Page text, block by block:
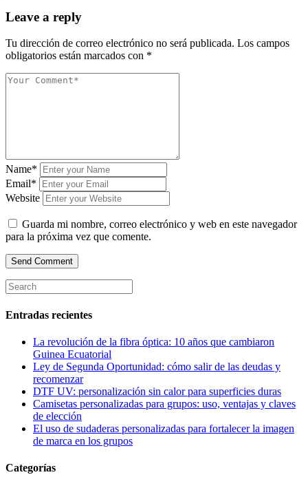
Leave a reply
Tu dirección de correo electrónico no será publicada. Los campos
obligatorios están marcados con *
Name*
Email*
Website
Guarda mi nombre, correo electrónico y web en este navegador
para la próxima vez que comente.
Entradas recientes
La revolución de la fibra óptica: 10 años que cambiaron
Guinea Ecuatorial
Ley de Segunda Oportunidad: cómo salir de las deudas y
recomenzar
DTF UV: personalización sin calor para superficies duras
Camisetas personalizadas para grupos: uso, ventajas y claves
de elección
El uso de sudaderas personalizadas para fortalecer la imagen
de marca en los grupos
Categorías